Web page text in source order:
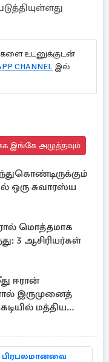
உடனுக்குடன்
CHANNEL இல்
இங்கே அழுத்தவும்
ஒரு சுவாரஸ்ய
மொத்தமாக
3 ஆசிரியர்கள்
ஈரான்
இருமுனைத்
மத்திய
பிரபலமானவை